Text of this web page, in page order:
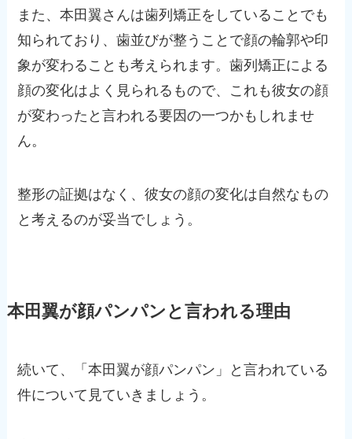
また、本田翼さんは歯列矯正をしていることでも
知られており、歯並びが整うことで顔の輪郭や印
象が変わることも考えられます。歯列矯正による
顔の変化はよく見られるもので、これも彼女の顔
が変わったと言われる要因の一つかもしれませ
ん。
整形の証拠はなく、彼女の顔の変化は自然なもの
と考えるのが妥当でしょう。
本田翼が顔パンパンと言われる理由
続いて、「本田翼が顔パンパン」と言われている
件について見ていきましょう。